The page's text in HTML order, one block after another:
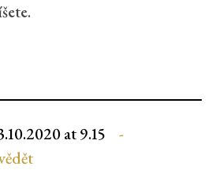
at 9.15